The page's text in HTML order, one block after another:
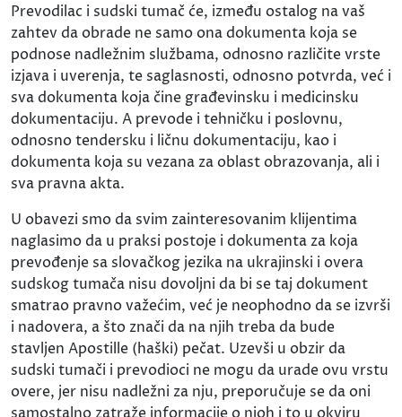
Prevodilac i sudski tumač će, između ostalog na vaš
zahtev da obrade ne samo ona dokumenta koja se
podnose nadležnim službama, odnosno različite vrste
izjava i uverenja, te saglasnosti, odnosno potvrda, već i
sva dokumenta koja čine građevinsku i medicinsku
dokumentaciju. A prevode i tehničku i poslovnu,
odnosno tendersku i ličnu dokumentaciju, kao i
dokumenta koja su vezana za oblast obrazovanja, ali i
sva pravna akta.
U obavezi smo da svim zainteresovanim klijentima
naglasimo da u praksi postoje i dokumenta za koja
prevođenje sa slovačkog jezika na ukrajinski i overa
sudskog tumača nisu dovoljni da bi se taj dokument
smatrao pravno važećim, već je neophodno da se izvrši
i nadovera, a što znači da na njih treba da bude
stavljen Apostille (haški) pečat. Uzevši u obzir da
sudski tumači i prevodioci ne mogu da urade ovu vrstu
overe, jer nisu nadležni za nju, preporučuje se da oni
samostalno zatraže informacije o njoh i to u okviru